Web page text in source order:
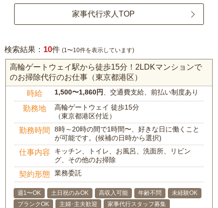
家事代行求人TOP
検索結果： 10件 (1〜10件を表示しています)
高輪ゲートウェイ駅から徒歩15分！2LDKマンションで
のお掃除代行のお仕事（東京都港区）
時給 1,500〜1,860円 、交通費支給、前払い制度あり
勤務地
高輪ゲートウェイ 徒歩15分
（東京都港区付近）
勤務時間
8時～20時の間で1時間〜、好きな日に働くこと
が可能です。(候補の日時から選択)
仕事内容
キッチン、トイレ、お風呂、洗面所、リビン
グ、その他のお掃除
契約形態 業務委託
週1〜OK 土日祝のみOK 高収入可能 年齢不問
未経験OK
ブランクOK
主婦･主夫歓迎
家事代行スタッフ募集